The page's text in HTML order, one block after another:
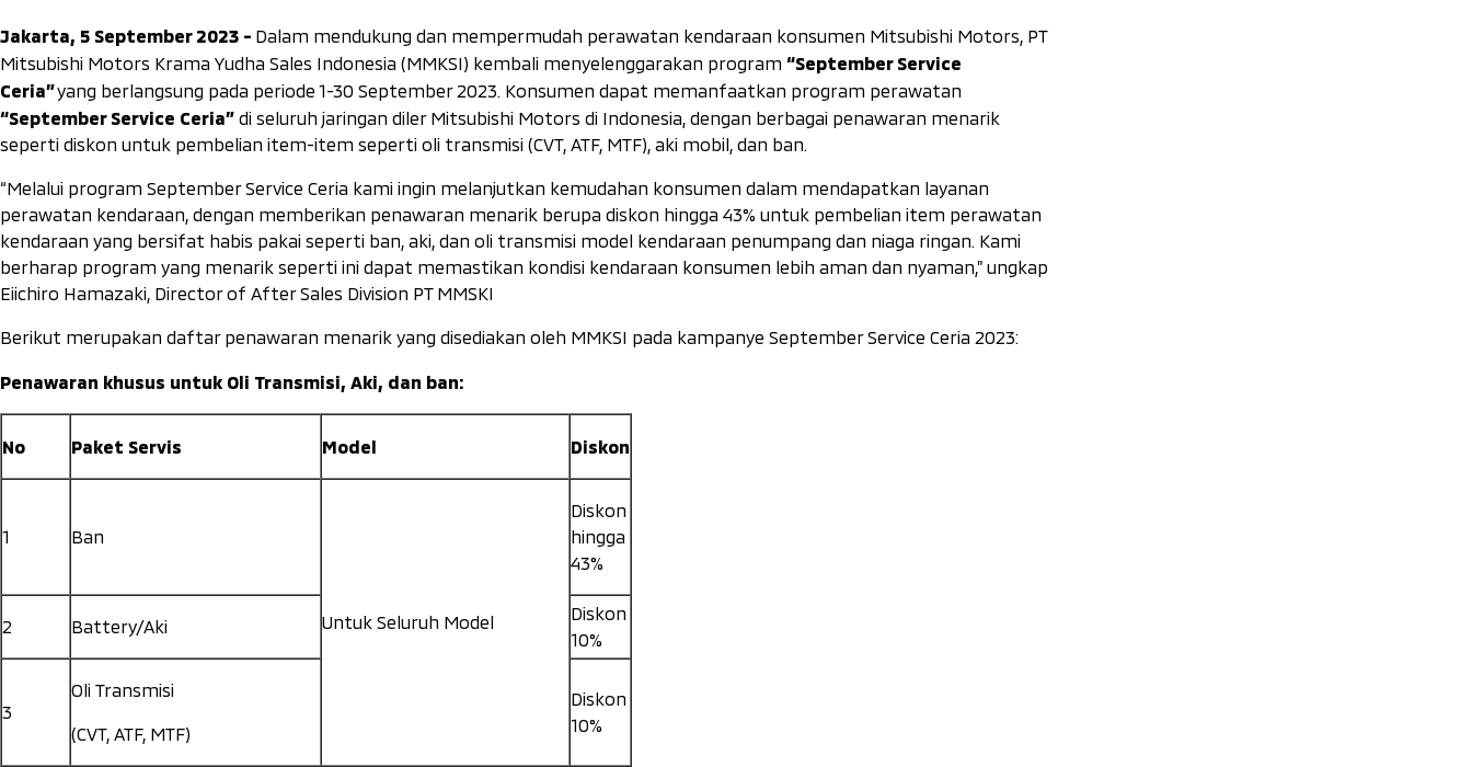
Jakarta, 5 September 2023 - Dalam mendukung dan mempermudah perawatan kendaraan konsumen Mitsubishi Motors, PT
Mitsubishi Motors Krama Yudha Sales Indonesia (MMKSI) kembali menyelenggarakan program “September Service
Ceria”yang berlangsung pada periode 1-30 September 2023. Konsumen dapat memanfaatkan program perawatan
“September Service Ceria” di seluruh jaringan diler Mitsubishi Motors di Indonesia, dengan berbagai penawaran menarik
seperti diskon untuk pembelian item-item seperti oli transmisi (CVT, ATF, MTF), aki mobil, dan ban.
“Melalui program September Service Ceria kami ingin melanjutkan kemudahan konsumen dalam mendapatkan layanan
perawatan kendaraan, dengan memberikan penawaran menarik berupa diskon hingga 43% untuk pembelian item perawatan
kendaraan yang bersifat habis pakai seperti ban, aki, dan oli transmisi model kendaraan penumpang dan niaga ringan. Kami
berharap program yang menarik seperti ini dapat memastikan kondisi kendaraan konsumen lebih aman dan nyaman,” ungkap
Eiichiro Hamazaki, Director of After Sales Division PT MMSKI
Berikut merupakan daftar penawaran menarik yang disediakan oleh MMKSI pada kampanye September Service Ceria 2023:
Penawaran khusus untuk Oli Transmisi, Aki, dan ban:
No Paket Servis Model Diskon
1 Ban
Untuk Seluruh Model
Diskon
hingga
43%
2 Battery/Aki
Diskon
10%
3
Oli Transmisi
(CVT, ATF, MTF)
Diskon
10%